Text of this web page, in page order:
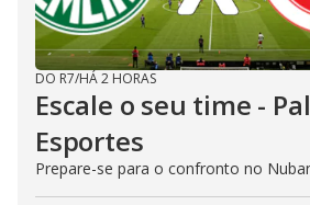
DO R7/HÁ 2 HORAS
Escale o seu time -
Esportes
Prepare-se para o confronto no